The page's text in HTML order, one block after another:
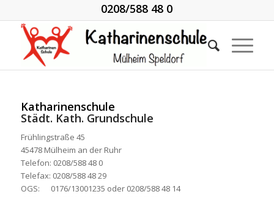
0208/588 48 0
Katharinenschule
Städt. Kath. Grundschule
Frühlingstraße 45
45478 Mülheim an der Ruhr
Telefon: 0208/588 48 0
Telefax: 0208/588 48 29
OGS: 0176/13001235 oder 0208/588 48 14